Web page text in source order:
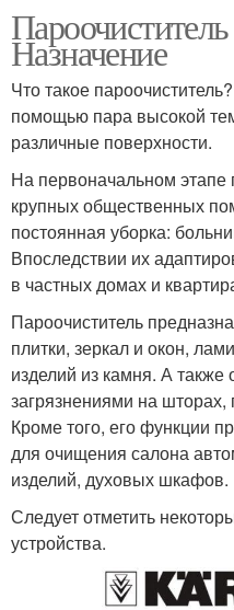
Назначение
Что такое
помощью пара высокой
различные поверхности.
На первоначальном
крупных общественных
постоянная уборка:
Впоследствии их
в частных домах и
Пароочиститель
плитки, зеркал и окон,
изделий из камня. А также
загрязнениями на
Кроме того, его функции
для очищения салона
изделий, духовых шкафов.
Следует отметить
устройства.